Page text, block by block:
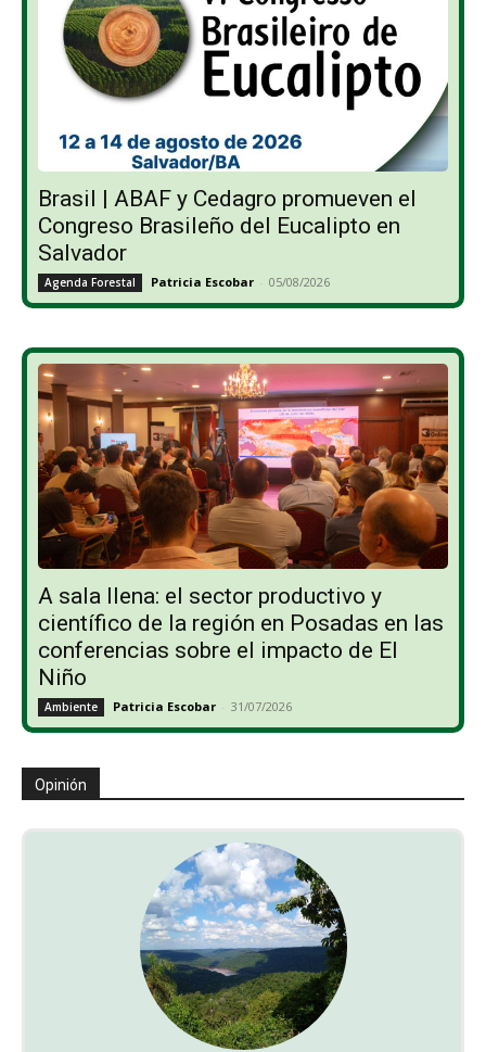
Brasil | ABAF y Cedagro promueven el
Congreso Brasileño del Eucalipto en
Salvador
Agenda Forestal Patricia Escobar - 05/08/2026
A sala llena: el sector productivo y
científico de la región en Posadas en las
conferencias sobre el impacto de El
Niño
Ambiente Patricia Escobar - 31/07/2026
Opinión